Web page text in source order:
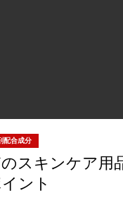
配合成分
スキンケア用
ント